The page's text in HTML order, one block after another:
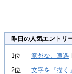
昨日の人気エントリ
1位 意外な、遭遇
2位
文字を『描く』